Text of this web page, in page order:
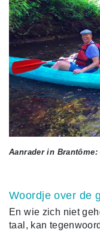
Aanrader in
Woordje over de
En wie zich niet
taal, kan